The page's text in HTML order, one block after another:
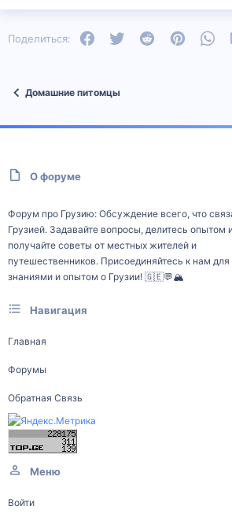
Поделиться: FacebookTwitter Reddit Pinterest
Домашние питомцы
О форуме
Форум про Грузию: Обсуждение всего, что
Грузией. Задавайте вопросы, делитесь опытом
получайте советы от местных жителей и
путешественников. Присоединяйтесь к нам
знаниями и опытом о Грузии! 🇬🇪💬🏔️
Навигация
Главная
Форумы
Обратная Связь
Меню
Войти